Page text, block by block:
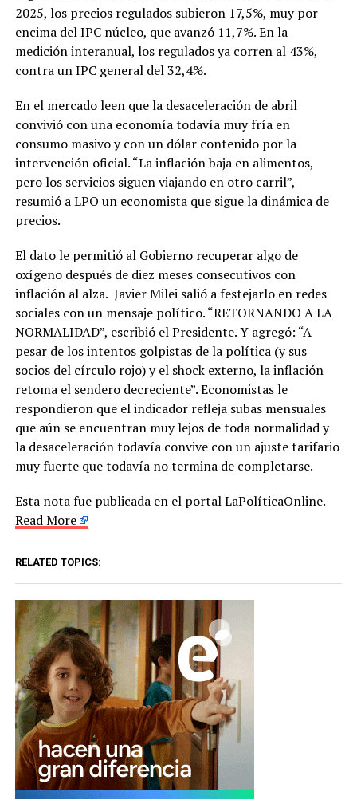
2025, los precios regulados subieron 17,5%, muy por
encima del IPC núcleo, que avanzó 11,7%. En la
medición interanual, los regulados ya corren al 43%,
contra un IPC general del 32,4%.
En el mercado leen que la desaceleración de abril
convivió con una economía todavía muy fría en
consumo masivo y con un dólar contenido por la
intervención oficial. “La inflación baja en alimentos,
pero los servicios siguen viajando en otro carril”,
resumió a LPO un economista que sigue la dinámica de
precios.
El dato le permitió al Gobierno recuperar algo de
oxígeno después de diez meses consecutivos con
inflación al alza. Javier Milei salió a festejarlo en redes
sociales con un mensaje político. “RETORNANDO A LA
NORMALIDAD”, escribió el Presidente. Y agregó: “A
pesar de los intentos golpistas de la política (y sus
socios del círculo rojo) y el shock externo, la inflación
retoma el sendero decreciente”. Economistas le
respondieron que el indicador refleja subas mensuales
que aún se encuentran muy lejos de toda normalidad y
la desaceleración todavía convive con un ajuste tarifario
muy fuerte que todavía no termina de completarse.
Esta nota fue publicada en el portal LaPolíticaOnline.
Read More
RELATED TOPICS: